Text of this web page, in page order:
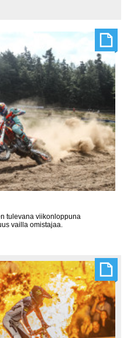
tulevana viikonloppuna
vailla omistajaa.